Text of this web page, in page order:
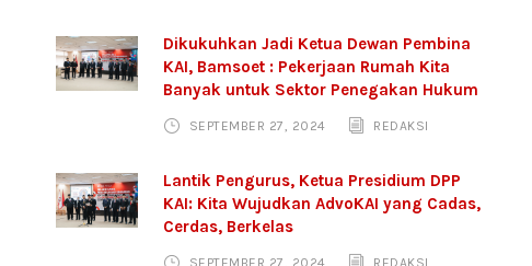
Dikukuhkan Jadi Ketua Dewan Pembina
KAI, Bamsoet : Pekerjaan Rumah Kita
Banyak untuk Sektor Penegakan Hukum
SEPTEMBER 27, 2024 REDAKSI
Lantik Pengurus, Ketua Presidium DPP
KAI: Kita Wujudkan AdvoKAI yang Cadas,
Cerdas, Berkelas
SEPTEMBER 27, 2024 REDAKSI